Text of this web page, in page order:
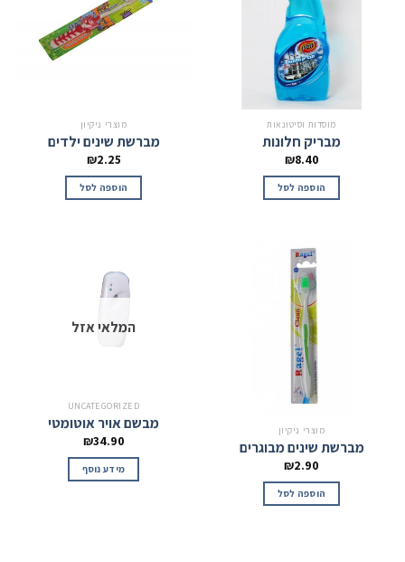
מוסדות וסיטונאות
מבריק חלונות
₪8.40
הוספה לסל
מוצרי ניקיון
מברשת שינים ילדים
₪2.25
הוספה לסל
מוצרי ניקיון
מברשת שינים מבוגרים
₪2.90
הוספה לסל
המלאי אזל
UNCATEGORIZED
מבשם אויר אוטומטי
₪34.90
מידע נוסף